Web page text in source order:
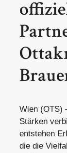
Wien (OTS)
Stärken
entstehen
die die